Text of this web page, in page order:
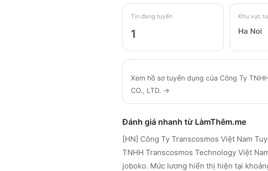
Tin đang tuyển
1
Khu vực
Ha Noi
Xem hồ sơ tuyển dụng của Công Ty
CO., LTD. →
Đánh giá nhanh từ LàmThêm.me
[HN] Công Ty Transcosmos Việt Nam
TNHH Transcosmos Technology Việt
joboko. Mức lương hiển thị hiện tại